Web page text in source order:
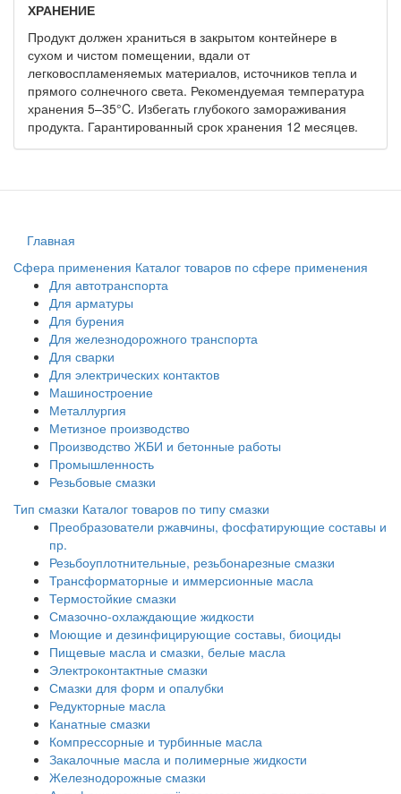
ХРАНЕНИЕ
Продукт должен храниться в закрытом контейнере в
сухом и чистом помещении, вдали от
легковоспламеняемых материалов, источников тепла и
прямого солнечного света. Рекомендуемая температура
хранения 5–35°C. Избегать глубокого замораживания
продукта. Гарантированный срок хранения 12 месяцев.
Главная
Сфера применения Каталог товаров по сфере применения
Для автотранспорта
Для арматуры
Для бурения
Для железнодорожного транспорта
Для сварки
Для электрических контактов
Машиностроение
Металлургия
Метизное производство
Производство ЖБИ и бетонные работы
Промышленность
Резьбовые смазки
Тип смазки Каталог товаров по типу смазки
Преобразователи ржавчины, фосфатирующие составы и
пр.
Резьбоуплотнительные, резьбонарезные смазки
Трансформаторные и иммерсионные масла
Термостойкие смазки
Смазочно-охлаждающие жидкости
Моющие и дезинфицирующие составы, биоциды
Пищевые масла и смазки, белые масла
Электроконтактные смазки
Смазки для форм и опалубки
Редукторные масла
Канатные смазки
Компрессорные и турбинные масла
Закалочные масла и полимерные жидкости
Железнодорожные смазки